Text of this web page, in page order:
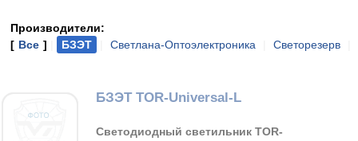
Производители:
[ Все ] БЗЭТ Светлана-Оптоэлектроника Светорезерв
БЗЭТ TOR-Universal-L
Светодиодный светильник TOR-